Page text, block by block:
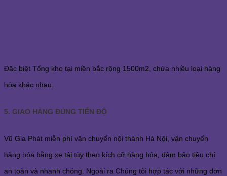
Đặc biệt Tổng kho tại miền bắc rộng 1500m2, chứa nhiều loại hàng
hóa khác nhau.
5. GIAO HÀNG ĐÚNG TIẾN ĐỘ
Vũ Gia Phát miễn phí vận chuyển nội thành Hà Nội, vận chuyển
hàng hóa bằng xe tải tùy theo kích cỡ hàng hóa, đảm bảo tiêu chí
an toàn và nhanh chóng. Ngoài ra Chúng tôi hợp tác với những đơn